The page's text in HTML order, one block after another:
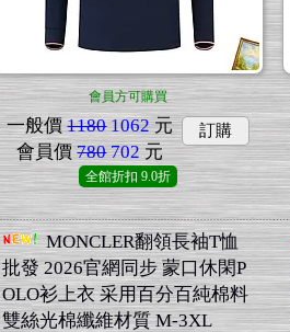
會員方可購買
一般價 11801062元
會員價 780702元
訂購
全館折扣 9.0折
MONCLER翻領長袖T恤
批發 2026官網同步 蒙口休閑P
OLO衫上衣 采用百分百純棉料
雙絲光棉纖維材質 M-3XL